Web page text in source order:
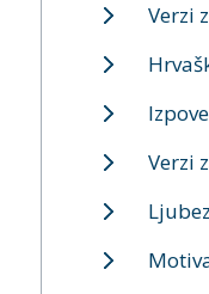
Verzi
Verzi